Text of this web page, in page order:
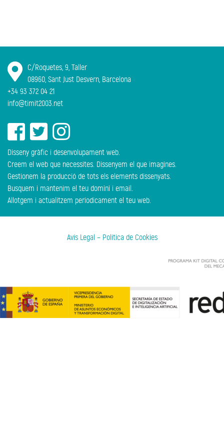
C/Roquetes, 9, Taller
08960, Sant Just Desvern, Barcelona
+34 93 372 04 21
info@timit2003.net
Disseny gràfic i desenvolupament web.
Creem el web que necessites. Dissenyem el que imagines.
Gestionem la producció de tots els elements dissenyats.
Busquem i mantenim el teu domini i email.
Allotgem i actualitzem periodicament el teu web.
Avís Legal – Política de Cookies